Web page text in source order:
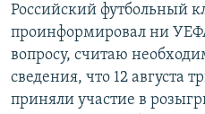
УКРАИНСКАЯ ПРОБЛЕМА КРЫМА
Все сайты RFE/RL
Российский футбольный
проинформировал ни
вопросу, считаю
сведения, что 12 августа
приняли участие в